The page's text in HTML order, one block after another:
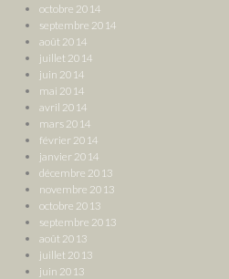
octobre 2014
septembre 2014
août 2014
juillet 2014
juin 2014
mai 2014
avril 2014
mars 2014
février 2014
janvier 2014
décembre 2013
novembre 2013
octobre 2013
septembre 2013
août 2013
juillet 2013
juin 2013